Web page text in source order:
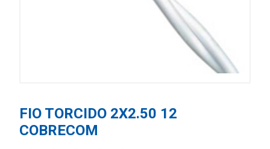
FIO TORCIDO 2X2.50 12
COBRECOM